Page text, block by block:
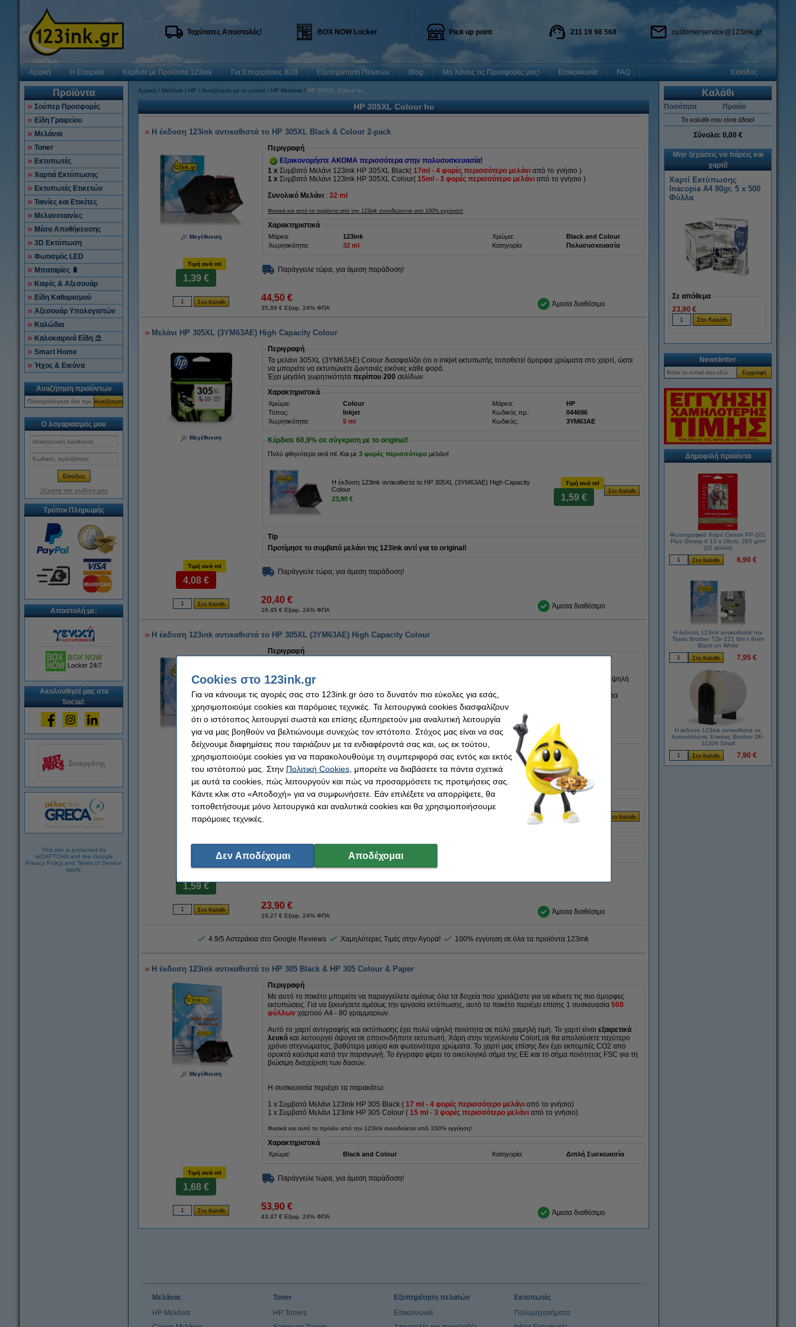
Ταχύτατες Αποστολές! BOX NOW Locker Pick up point 211 19 98 568 customerservice@123ink.gr
Αρχική Η Εταιρεία Κέρδισε με Προϊόντα 123ink Για Επιχειρήσεις B2B Εξυπηρέτηση Πελατών Blog Μη Χάνεις τις Προσφορές μας! Επικοινωνία FAQ Είσοδος
Προϊόντα
Σούπερ Προσφορές
Είδη Γραφείου
Μελάνια
Toner
Εκτυπωτές
Χαρτιά Εκτύπωσης
Εκτυπωτές Ετικετών
Ταινίες και Ετικέτες
Μελανοταινίες
Μέσα Αποθήκευσης
3D Εκτύπωση
Φωτισμός LED
Μπαταρίες 🔋
Καφές & Αξεσουάρ
Είδη Καθαρισμού
Αξεσουάρ Υπολογιστών
Καλώδια
Καλοκαιρινά Είδη ⛱
Smart Home
Ήχος & Εικόνα
Αναζήτηση προϊόντων
Αναζήτηση
Ο λογαριασμός μου
Ξέχασα τον κωδικό μου
Τρόποι Πληρωμής
Αποστολή με:
BOX NOW
Locker 24/7
Ακολούθησέ μας στα
Social:
This site is protected by
reCAPTCHA and the Google
Privacy Policy and Terms of Service
apply.
Αρχική Μελάνια HP Αναζήτηση με το μελάνι HP Μελάνια HP 305XL Colour hc
HP 305XL Colour hc
Η έκδοση 123ink αντικαθιστά το HP 305XL Black & Colour 2-pack
Μεγέθυνση
Περιγραφή
Εξοικονομήστε ΑΚΟΜΑ περισσότερα στην πολυσυσκευασία!
1 x Συμβατό Μελάνι 123ink HP 305XL Black( 17ml - 4 φορές περισσότερο μελάνι από το γνήσιο )
1 x Συμβατό Μελάνι 123ink HP 305XL Colour( 15ml - 3 φορές περισσότερο μελάνι από το γνήσιο )
Συνολικό Μελάνι : 32 ml
Φυσικά και αυτά τα προϊόντα από την 123ink συνοδεύονται από 100% εγγύηση!
Χαρακτηριστικά
Μάρκα: 123ink Χρώμα:
Black and Colour
Χωρητικότητα:
32 ml Κατηγορία: Πολυσυσκευασία
Τιμή ανά ml
1,39 €
Παράγγειλε τώρα, για άμεση παράδοση!
44,50 €
35,89 € Εξαιρ. 24% ΦΠΑ Άμεσα διαθέσιμο
Μελάνι HP 305XL (3YM63AE) High Capacity Colour
Μεγέθυνση
Περιγραφή
Το μελάνι 305XL (3YM63AE) Colour διασφαλίζει ότι ο inkjet εκτυπωτής τοποθετεί όμορφα χρώματα στο χαρτί, ώστε
να μπορείτε να εκτυπώνετε ζωντανές εικόνες κάθε φορά.
Έχει μεγάλη χωρητικότητα περίπου 200 σελίδων.
Χαρακτηριστικά
Χρώμα: Colour Μάρκα:
HP
Τύπος:
Inkjet Κωδικός πρ.:
044696
Χωρητικότητα:
5 ml Κωδικός: 3YM63AE
Κέρδισε 60,9% σε σύγκριση με το original!
Πολύ φθηνότερο ανά ml. Και με 3 φορές περισσότερο μελάνι!
Η έκδοση 123ink αντικαθιστά το HP 305XL (3YM63AE) High Capacity
Colour
23,90 €
Τιμή ανά ml
1,59 €
Tip
Προτίμησε το συμβατό μελάνι της 123ink αντί για το original!
Τιμή ανά ml
4,08 €
Παράγγειλε τώρα, για άμεση παράδοση!
20,40 €
16,45 € Εξαιρ. 24% ΦΠΑ Άμεσα διαθέσιμο
Η έκδοση 123ink αντικαθιστά το HP 305XL (3YM63AE) High Capacity Colour
Περιγραφή
Το συμβατό μελάνι HP 305XL (3YM63AE) υψηλής χωρητικότητας Colour από την
ξεχωρίζει για την υψηλή
ποιότητα και την αξιοπιστία του.
Είναι κατασκευασμένο από πιστοποιημένο κατασκευαστή ISO-9001 (άρα, σύμφωνα με τα υψηλότερα πρότυπα
ποιότητας).
Περιέχει15ml μελάνι υψηλής ποιότητας (δηλαδή10 ml περισσότερο από το γνήσιο).
Φυσικά αυτό το προϊόν από την 123ink συνοδεύεται και με 100% εγγύηση!
Χαρακτηριστικά
Χρώμα: Colour Μάρκα:
123ink
Τύπος:
Inkjet Κωδικός πρ.:
093163
Χωρητικότητα:
15 ml Κωδικός: 3YM63AE
Βάλε στο καλάθι το Black
Η έκδοση 123ink αντικαθιστά το HP 305XL (3YM62AE) High Capacity Black
Tip
Προτίμησε το συμβατό μελάνι της 123ink αντί για το original!
1,59 €
23,90 €
19,27 € Εξαιρ. 24% ΦΠΑ Άμεσα διαθέσιμο
4.9/5 Αστεράκια στο Google Reviews Χαμηλότερες Τιμές στην Αγορά! 100% εγγύηση σε όλα τα προϊόντα 123ink
Η έκδοση 123ink αντικαθιστά το HP 305 Black & HP 305 Colour & Paper
Μεγέθυνση
Περιγραφή
Με αυτό το πακέτο μπορείτε να παραγγείλετε αμέσως όλα τα δοχεία που χρειάζεστε για να κάνετε τις πιο όμορφες
εκτυπώσεις. Για να ξεκινήσετε αμέσως την εργασία εκτύπωσης, αυτό το πακέτο περιέχει επίσης 1 συσκευασία 500
φύλλων χαρτιού A4 - 80 γραμμαρίων.
Αυτό το χαρτί αντιγραφής και εκτύπωσης έχει πολύ υψηλή ποιότητα σε πολύ χαμηλή τιμή. Το χαρτί είναι εξαιρετικά
λευκό και λειτουργεί άψογα σε οποιονδήποτε εκτυπωτή. Χάρη στην τεχνολογία ColorLok θα απολαύσετε ταχύτερο
χρόνο στεγνώματος, βαθύτερο μαύρο και φωτεινότερα χρώματα. Το χαρτί μας επίσης δεν έχει εκπομπές CO2 από
ορυκτά καύσιμα κατά την παραγωγή. Το έγγραφο φέρει το οικολογικό σήμα της ΕΕ και το σήμα ποιότητας FSC για τη
βιώσιμη διαχείριση των δασών.
Η συσκευασία περιέχει τα παρακάτω:
1 x Συμβατό Μελάνι 123ink HP 305 Black ( 17 ml - 4 φορές περισσότερο μελάνι από το γνήσιο)
1 x Συμβατό Μελάνι 123ink HP 305 Colour ( 15 ml - 3 φορές περισσότερο μελάνι από το γνήσιο)
Φυσικά και αυτό το προϊόν από την 123ink συνοδεύεται από 100% εγγύηση!.
Χαρακτηριστικά
Χρώμα: Black and Colour Κατηγορία: Διπλή Συσκευασία
Τιμή ανά ml
1,68 €
Παράγγειλε τώρα, για άμεση παράδοση!
53,90 €
43,47 € Εξαιρ. 24% ΦΠΑ Άμεσα διαθέσιμο
Καλάθι
Ποσότητα Προϊόν
Το καλάθι σου είναι άδειο!
Σύνολο: 0,00 €
Μην ξεχάσεις να πάρεις και
χαρτί!
Χαρτί Εκτύπωσης
Inacopia Α4 80gr, 5 x 500
Φύλλα
Σε απόθεμα
23,90 €
Newsletter
Δημοφιλή προϊόντα
Φωτογραφικό Χαρτί Canon PP-201
Plus Glossy II 13 x 18cm, 265 g/m²
(20 φύλλα)
6,90 €
Η έκδοση 123ink αντικαθιστά την
Ταινία Brother TZe-221 8m x 9mm
Black on White
7,95 €
Η έκδοση 123ink αντικαθιστά τις
Αυτοκόλλητες Ετικέτες Brother DK-
11209 Small
7,90 €
Μελάνια
HP Μελάνια
Toner
HP Toners
Εξυπηρέτηση πελατών
Επικοινωνία
Εκτυπωτές
Πολυμηχανήματα
Cookies στο 123ink.gr
Για να κάνουμε τις αγορές σας στο 123ink.gr όσο το δυνατόν πιο εύκολες για εσάς,
χρησιμοποιούμε cookies και παρόμοιες τεχνικές. Τα λειτουργικά cookies διασφαλίζουν
ότι ο ιστότοπος λειτουργεί σωστά και επίσης εξυπηρετούν μια αναλυτική λειτουργία
για να μας βοηθούν να βελτιώνουμε συνεχώς τον ιστότοπο. Στόχος μας είναι να σας
δείχνουμε διαφημίσεις που ταιριάζουν με τα ενδιαφέροντά σας και, ως εκ τούτου,
χρησιμοποιούμε cookies για να παρακολουθούμε τη συμπεριφορά σας εντός και εκτός
του ιστότοπού μας. Στην Πολιτική Cookies, μπορείτε να διαβάσετε τα πάντα σχετικά
με αυτά τα cookies, πώς λειτουργούν και πώς να προσαρμόσετε τις προτιμήσεις σας.
Κάντε κλικ στο «Αποδοχή» για να συμφωνήσετε. Εάν επιλέξετε να απορρίψετε, θα
τοποθετήσουμε μόνο λειτουργικά και αναλυτικά cookies και θα χρησιμοποιήσουμε
παρόμοιες τεχνικές.
Δεν Αποδέχομαι Αποδέχομαι